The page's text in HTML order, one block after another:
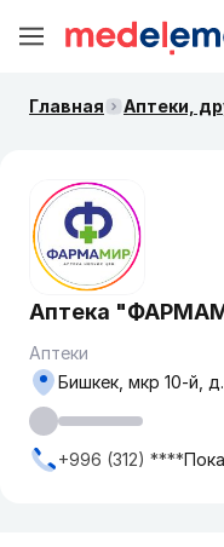
Главная Аптеки,
Аптека
Аптеки
Бишкек, мкр ​10-й, д.
+996 (312) ****